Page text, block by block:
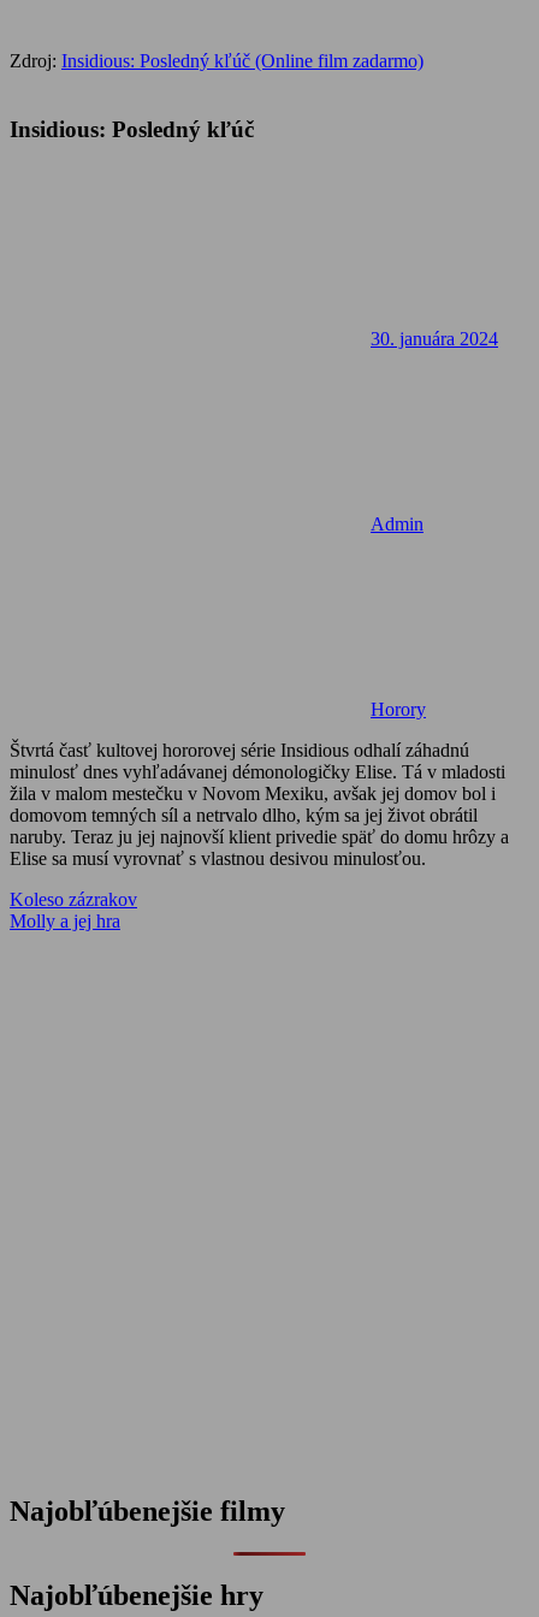
Zdroj: Insidious: Posledný kľúč (Online film zadarmo)
Insidious: Posledný kľúč
30. januára 2024
Admin
Horory
Štvrtá časť kultovej hororovej série Insidious odhalí záhadnú
minulosť dnes vyhľadávanej démonologičky Elise. Tá v mladosti
žila v malom mestečku v Novom Mexiku, avšak jej domov bol i
domovom temných síl a netrvalo dlho, kým sa jej život obrátil
naruby. Teraz ju jej najnovší klient privedie späť do domu hrôzy a
Elise sa musí vyrovnať s vlastnou desivou minulosťou.
Navigácia
v
Previous
Post:
Koleso zázrakov
Next
Molly a jej hra
Najobľúbenejšie filmy
Najobľúbenejšie hry